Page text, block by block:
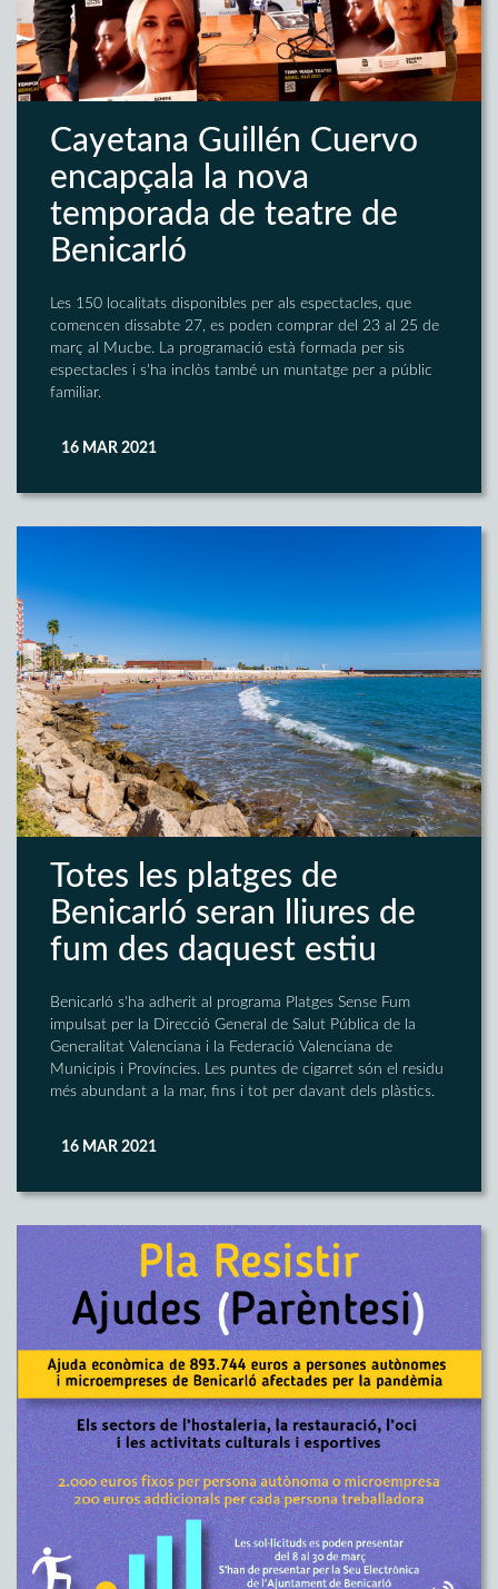
Cayetana Guillén Cuervo
encapçala la nova
temporada de teatre de
Benicarló
Les 150 localitats disponibles per als espectacles, que
comencen dissabte 27, es poden comprar del 23 al 25 de
març al Mucbe. La programació està formada per sis
espectacles i s'ha inclòs també un muntatge per a públic
familiar.
16 MAR 2021
Totes les platges de
Benicarló seran lliures de
fum des daquest estiu
Benicarló s'ha adherit al programa Platges Sense Fum
impulsat per la Direcció General de Salut Pública de la
Generalitat Valenciana i la Federació Valenciana de
Municipis i Províncies. Les puntes de cigarret són el residu
més abundant a la mar, fins i tot per davant dels plàstics.
16 MAR 2021